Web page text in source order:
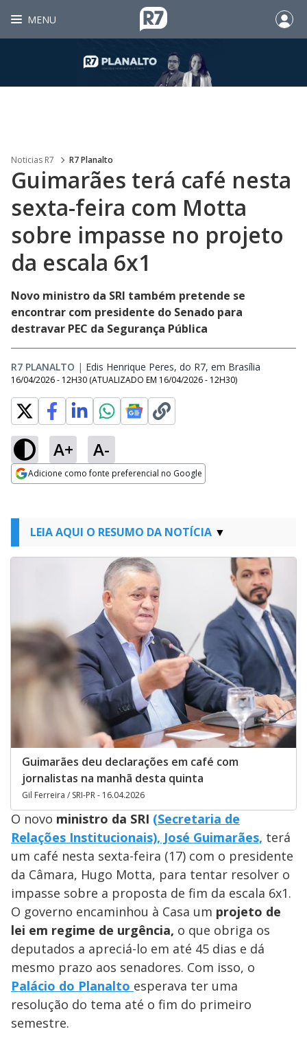
MENU
Noticias R7 R7 Planalto
Guimarães terá café nesta
sexta-feira com Motta
sobre impasse no projeto
da escala 6x1
Novo ministro da SRI também pretende se
encontrar com presidente do Senado para
destravar PEC da Segurança Pública
R7 PLANALTO | Edis Henrique Peres, do R7, em Brasília
16/04/2026 - 12H30 (ATUALIZADO EM 16/04/2026 - 12H30)
A+ A-
Adicione como fonte preferencial no Google
LEIA AQUI O RESUMO DA NOTÍCIA
Guimarães deu declarações em café com
jornalistas na manhã desta quinta
Gil Ferreira / SRI-PR - 16.04.2026
O novo ministro da SRI (Secretaria de
Relações Institucionais), José Guimarães, terá
um café nesta sexta-feira (17) com o presidente
da Câmara, Hugo Motta, para tentar resolver o
impasse sobre a proposta de fim da escala 6x1.
O governo encaminhou à Casa um projeto de
lei em regime de urgência, o que obriga os
deputados a apreciá-lo em até 45 dias e dá
mesmo prazo aos senadores. Com isso, o
Palácio do Planalto esperava ter uma
resolução do tema até o fim do primeiro
semestre.